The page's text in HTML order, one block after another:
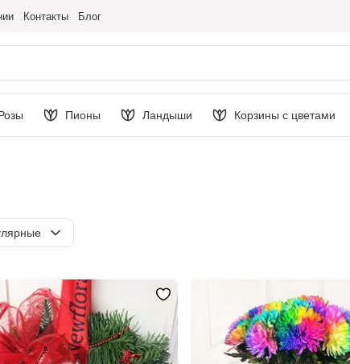
Контакты Блог
Пионы Ландыши Корзины с цветами